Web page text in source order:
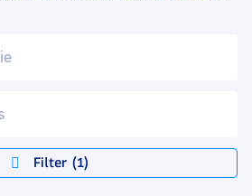
Filter 1